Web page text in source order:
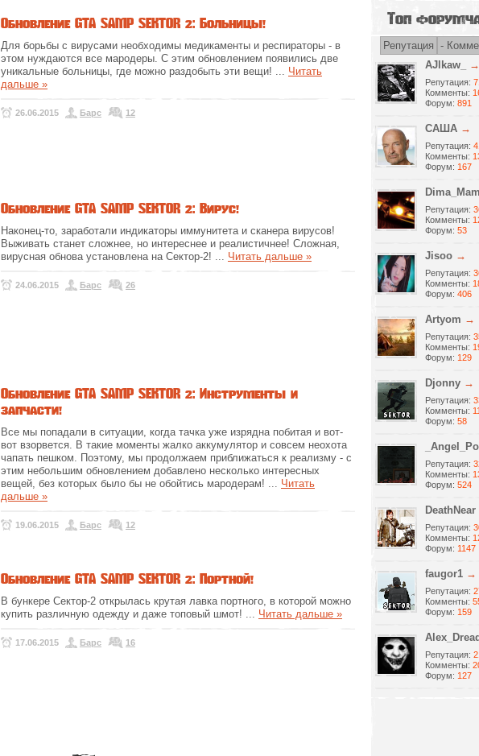
Обновление GTA SAMP SEKTOR 2: Больницы!
Для борьбы с вирусами необходимы медикаменты и респираторы - в
этом нуждаются все мародеры. С этим обновлением появились две
уникальные больницы, где можно раздобыть эти вещи! ... Читать
дальше »
26.06.2015 Барс 12
Обновление GTA SAMP SEKTOR 2: Вирус!
Наконец-то, заработали индикаторы иммунитета и сканера вирусов!
Выживать станет сложнее, но интереснее и реалистичнее! Сложная,
вирусная обнова установлена на Сектор-2! ... Читать дальше »
24.06.2015 Барс 26
Обновление GTA SAMP SEKTOR 2: Инструменты и
запчасти!
Все мы попадали в ситуации, когда тачка уже изрядна побитая и вот-
вот взорвется. В такие моменты жалко аккумулятор и совсем неохота
чапать пешком. Поэтому, мы продолжаем приближаться к реализму - с
этим небольшим обновлением добавлено несколько интересных
вещей, без которых было бы не обойтись мародерам! ... Читать
дальше »
19.06.2015 Барс 12
Обновление GTA SAMP SEKTOR 2: Портной!
В бункере Сектор-2 открылась крутая лавка портного, в которой можно
купить различную одежду и даже топовый шмот! ... Читать дальше »
17.06.2015 Барс 16
Топ
Репутация -
AJlkaw_
→
Репутация:
Комменты:
Форум: 891
САША →
Репутация:
Комменты:
Форум: 167
Репутация:
Комменты:
Форум: 53
Jisoo →
Репутация:
Комменты:
Форум: 406
Artyom →
Репутация:
Комменты:
Форум: 129
Djonny →
Репутация:
Комменты:
Форум: 58
Репутация:
Комменты:
Форум: 524
DeathNear
Репутация:
Комменты:
Форум: 1147
faugor1 →
Репутация:
Комменты:
Форум: 159
Репутация:
Комменты:
Форум: 127